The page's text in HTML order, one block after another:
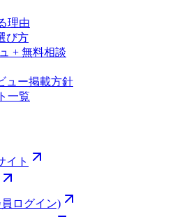
理由
び方
+ 無料相談
ュー掲載方針
一覧
イト
ログイン)